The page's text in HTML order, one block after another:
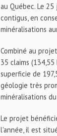
au Québec. Le
contigus, en
minéralisations
Combiné au
35 claims
superficie de
géologie très
minéralisations
Le projet
l'année, il est